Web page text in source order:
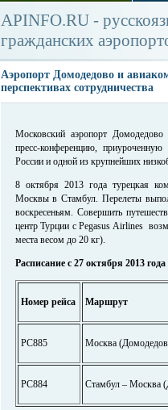
APINFO.RU -
гражданских
Аэропорт Домодедово и
перспективах сотрудничества
Московский аэропорт
пресс-конференцию,
России и одной из крупнейших
8 октября 2013 года турецкая
Москвы в Стамбул. Перелеты
воскресеньям. Совершить
центр Турции с Pegasus Airlines
места весом до 20 кг).
Расписание с 27 октября 2013
Номер рейса Маршрут
РС885 Москва
РС884 Стамбул – Москва